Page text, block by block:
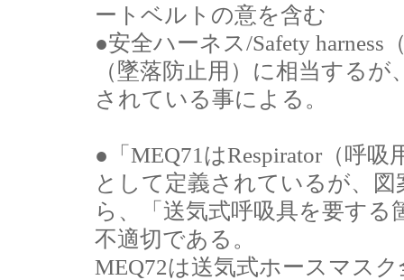
ートベルトの意を含む
●安全ハーネス/Safety harness
（墜落防止用）に相当する
されている事による。
●「MEQ71はRespirator（呼
として定義されているが、
ら、「送気式呼吸具を要す
不適切である。
MEQ72は送気式ホースマス